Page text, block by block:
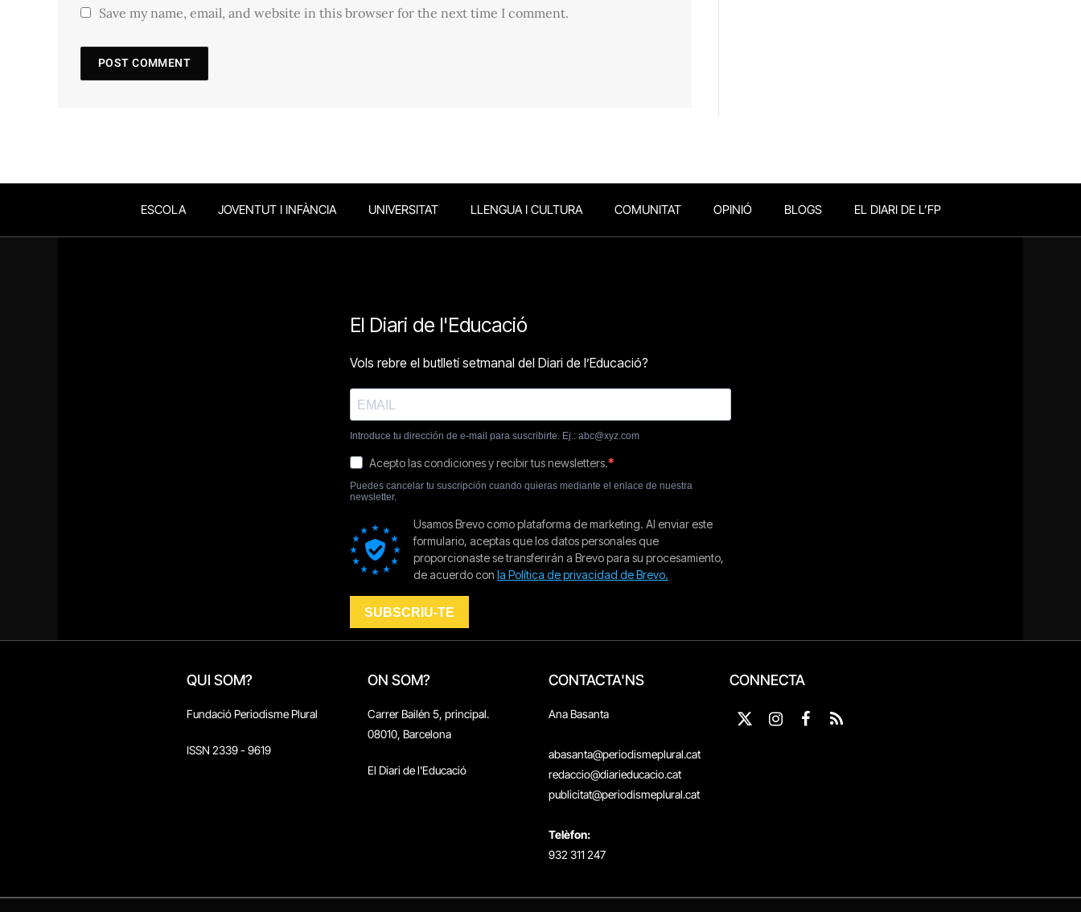
Save my name, email, and website in this browser for the next time I comment.
ESCOLA JOVENTUT I INFÀNCIA UNIVERSITAT LLENGUA I CULTURA COMUNITAT OPINIÓ BLOGS EL DIARI DE L’FP
QUI SOM?
Fundació Periodisme Plural
ISSN 2339 - 9619
ON SOM?
Carrer Bailén 5, principal.
08010, Barcelona
El Diari de l'Educació
CONTACTA'NS
Ana Basanta
abasanta@periodismeplural.cat
redaccio@diarieducacio.cat
publicitat@periodismeplural.cat
Telèfon:
932 311 247
CONNECTA
X
Instagram
Facebook
RSS